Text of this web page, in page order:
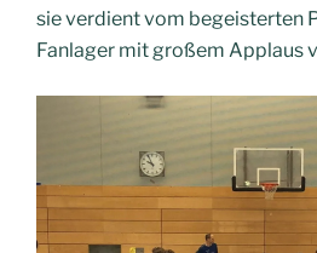
sie verdient vom begeisterten
Fanlager mit großem Applaus